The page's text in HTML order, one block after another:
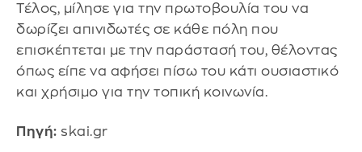
Τέλος, μίλησε για την πρωτοβουλία του να
δωρίζει απινιδωτές σε κάθε πόλη που
επισκέπτεται με την παράστασή του, θέλοντας
όπως είπε να αφήσει πίσω του κάτι ουσιαστικό
και χρήσιμο για την τοπική κοινωνία.
Πηγή: skai.gr